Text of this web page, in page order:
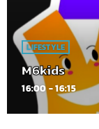
LIFESTYLE
M6kids
16:00 - 16:15